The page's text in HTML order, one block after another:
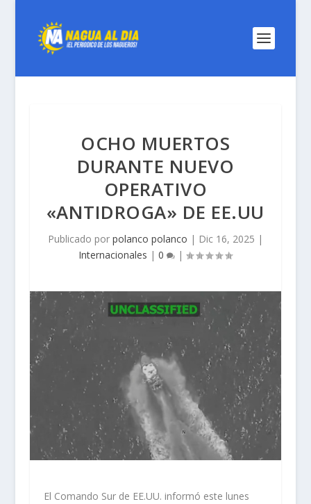
OCHO MUERTOS
DURANTE NUEVO
OPERATIVO
«ANTIDROGA» DE EE.UU
Publicado por polanco polanco | Dic 16, 2025 |
Internacionales |0 |
El Comando Sur de EE.UU. informó este lunes